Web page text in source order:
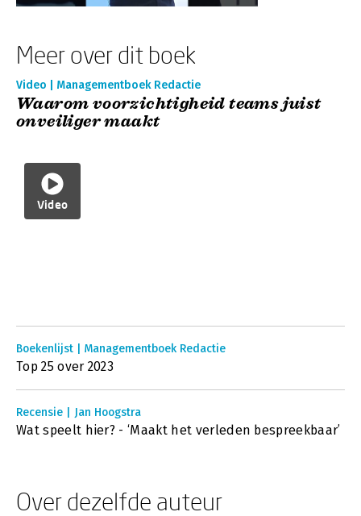
Meer over dit boek
Video | Managementboek Redactie
Waarom voorzichtigheid teams juist
onveiliger maakt
Video
Boekenlijst | Managementboek Redactie
Top 25 over 2023
Recensie | Jan Hoogstra
Wat speelt hier? - ‘Maakt het verleden bespreekbaar’
Over dezelfde auteur